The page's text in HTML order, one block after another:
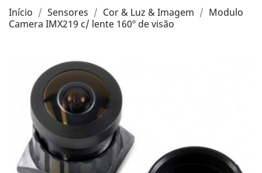
Início Sensores Cor & Luz & Imagem
Modulo
Camera IMX219 c/ lente 160º de visão